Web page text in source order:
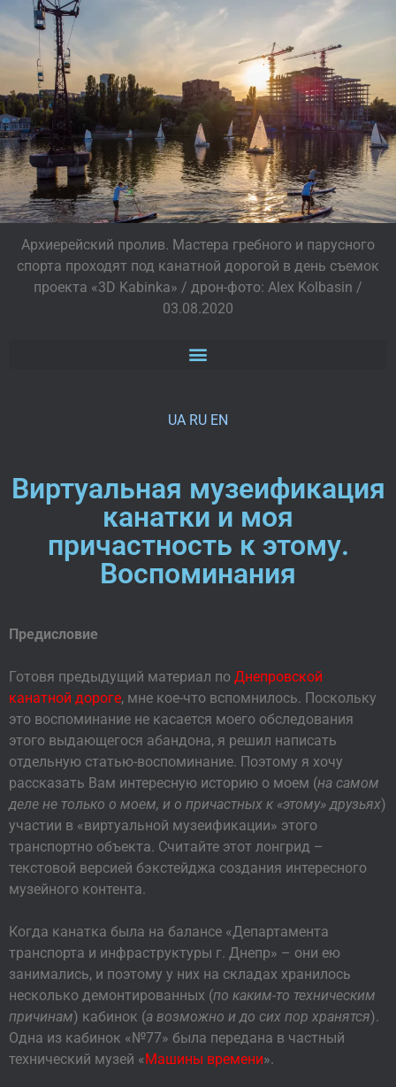
Архиерейский пролив. Мастера гребного и парусного
спорта проходят под канатной дорогой в день съемок
проекта «3D Kabinka» / дрон-фото: Alex Kolbasin /
03.08.2020
UA RU EN
Виртуальная музеификация
канатки и моя
причастность к этому.
Воспоминания
Предисловие
Готовя предыдущий материал по Днепровской
канатной дороге, мне кое-что вспомнилось. Поскольку
это воспоминание не касается моего обследования
этого выдающегося абандона, я решил написать
отдельную статью-воспоминание. Поэтому я хочу
рассказать Вам интересную историю о моем (на самом
деле не только о моем, и о причастных к «этому» друзьях)
участии в «виртуальной музеификации» этого
транспортно объекта. Считайте этот лонгрид –
текстовой версией бэкстейджа создания интересного
музейного контента.
Когда канатка была на балансе «Департамента
транспорта и инфраструктуры г. Днепр» – они ею
занимались, и поэтому у них на складах хранилось
несколько демонтированных (по каким-то техническим
причинам) кабинок (а возможно и до сих пор хранятся).
Одна из кабинок «№77» была передана в частный
технический музей «Машины времени».